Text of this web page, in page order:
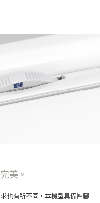
美。
也有所不同，本機型具備壓腳